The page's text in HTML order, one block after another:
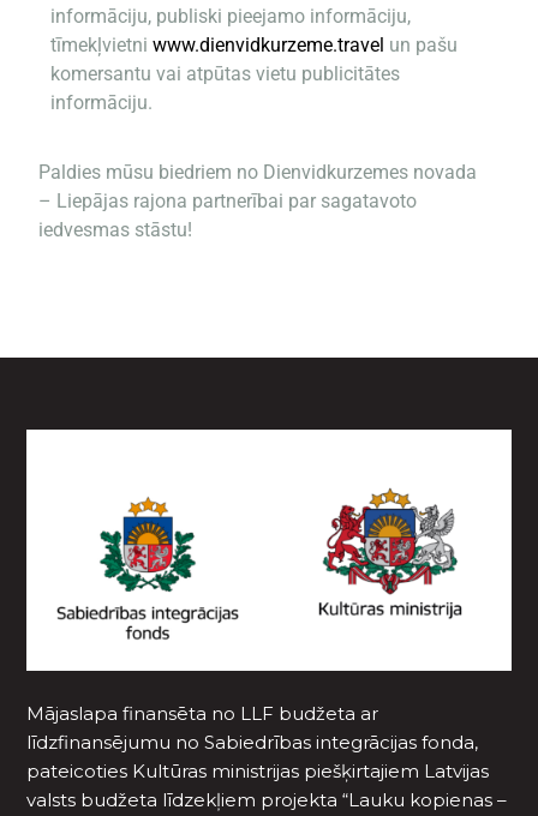
informāciju, publiski pieejamo informāciju,
tīmekļvietniwww.dienvidkurzeme.travel un pašu
komersantu vai atpūtas vietu publicitātes
informāciju.
Paldies mūsu biedriem no Dienvidkurzemes novada
– Liepājas rajona partnerībai par sagatavoto
iedvesmas stāstu!
Mājaslapa finansēta no LLF budžeta ar
līdzfinansējumu no Sabiedrības integrācijas fonda,
pateicoties Kultūras ministrijas piešķirtajiem Latvijas
valsts budžeta līdzekļiem projekta “Lauku kopienas –